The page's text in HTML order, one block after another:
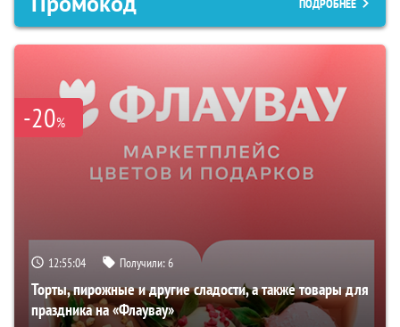
ПОДРОБНЕЕ
-20%
12:55:03 Получили:6
Торты, пирожные и другие сладости, а также товары для
праздника на «Флаувау»